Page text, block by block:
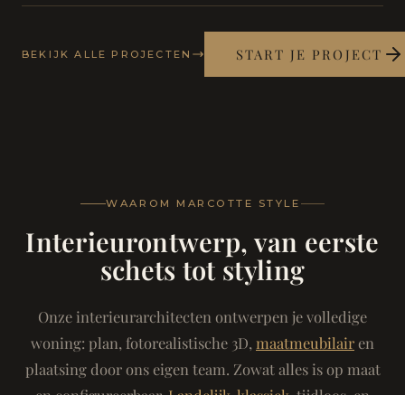
BEKIJK ALLE PROJECTEN START JE PROJECT
WAAROM MARCOTTE STYLE
Interieurontwerp, van eerste
schets tot styling
Onze interieurarchitecten ontwerpen je volledige
woning: plan, fotorealistische 3D, maatmeubilairen
plaatsing door ons eigen team. Zowat alles is op maat